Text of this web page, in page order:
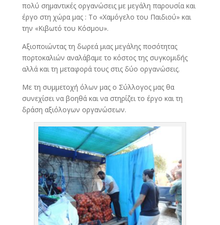
πολύ σημαντικές οργανώσεις με μεγάλη παρουσία και
έργο στη χώρα μας : Το «Χαμόγελο του Παιδιού» και
την «Κιβωτό του Κόσμου».
Αξιοποιώντας τη δωρεά μιας μεγάλης ποσότητας
πορτοκαλιών αναλάβαμε το κόστος της συγκομιδής
αλλά και τη μεταφορά τους στις δύο οργανώσεις.
Με τη συμμετοχή όλων μας ο Σύλλογος μας θα
συνεχίσει να βοηθά και να στηρίζει το έργο και τη
δράση αξιόλογων οργανώσεων.